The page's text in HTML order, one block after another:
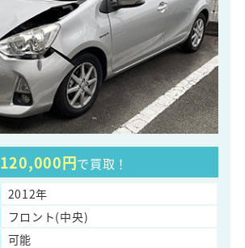
120,000円で買取！
2012年
フロント(中央)
可能